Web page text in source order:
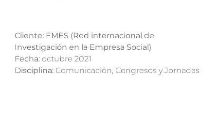
Cliente: EMES (Red internacional de
Investigación en la Empresa Social)
Fecha: octubre 2021
Disciplina: Comunicación, Congresos y Jornadas